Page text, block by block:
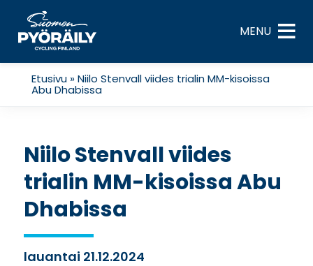
content
MENU
Etusivu»Niilo Stenvall viides trialin MM-kisoissa
Abu Dhabissa
Niilo Stenvall viides
trialin MM-kisoissa Abu
Dhabissa
lauantai 21.12.2024